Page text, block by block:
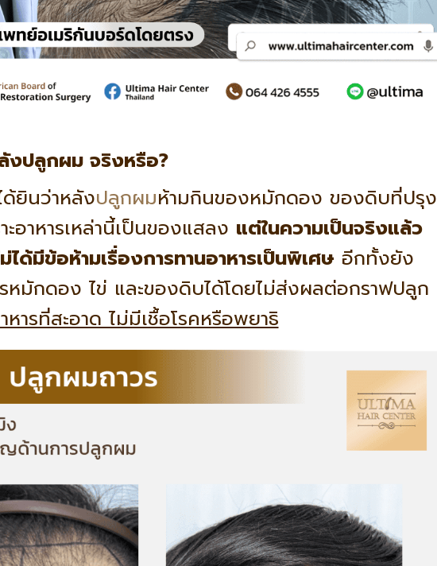
งปลูกผม จริงหรือ?
ด้ยินว่าหลังปลูกผมห้ามกินของหมักดอง ของดิบที่ปรุง
ะอาหารเหล่านี้เป็นของแสลง แต่ในความเป็นจริงแล้ว
ด้มีข้อห้ามเรื่องการทานอาหารเป็นพิเศษ อีกทั้งยัง
รหมักดอง ไข่ และของดิบได้โดยไม่ส่งผลต่อกราฟปลูก
ารที่สะอาด ไม่มีเชื้อโรคหรือพยาธิ